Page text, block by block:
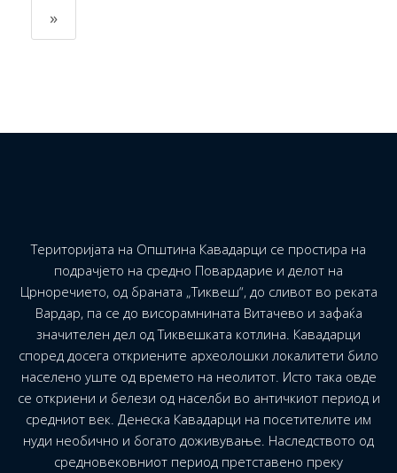
»
Територијата на Општина Кавадарци се простира на
подрачјето на средно Повардарие и делот на
Црноречието, од браната „Тиквеш“, до сливот во реката
Вардар, па се до висорамнината Витачево и зафаќа
значителен дел од Тиквешката котлина. Кавадарци
според досега откриените археолошки локалитети било
населено уште од времето на неолитот. Исто така овде
се откриени и белези од населби во античкиот период и
средниот век. Денеска Кавадарци на посетителите им
нуди необично и богато доживување. Наследството од
средновековниот период претставено преку